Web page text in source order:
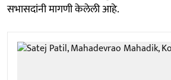
सभासदांनी मागणी केलेली आहे.